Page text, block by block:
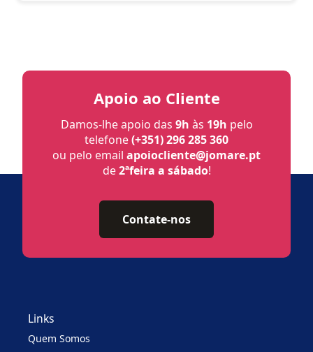
Apoio ao Cliente
Damos-lhe apoio das 9h às 19h pelo
telefone(+351) 296 285 360
ou pelo email apoiocliente@jomare.pt
de2ªfeira a sábado!
Contate-nos
Links
Quem Somos